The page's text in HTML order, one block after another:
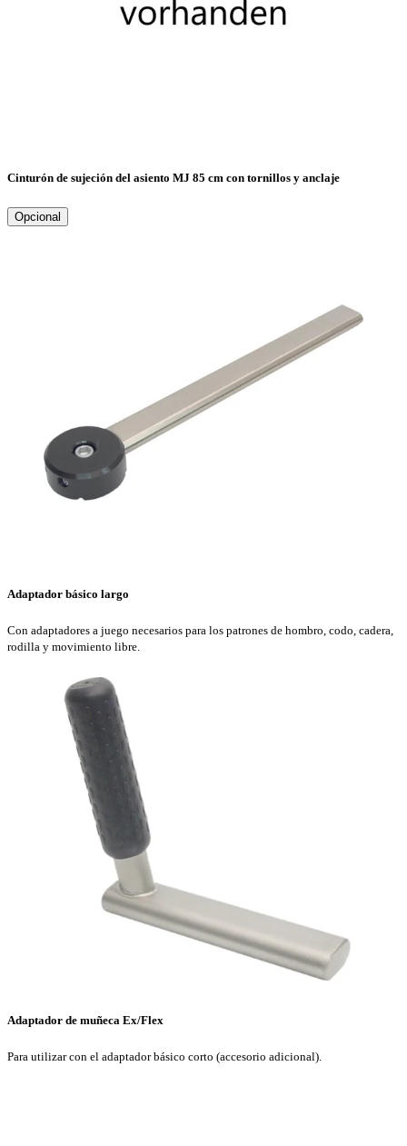
Cinturón de sujeción del asiento MJ 85 cm con tornillos y anclaje
Opcional
Adaptador básico largo
Con adaptadores a juego necesarios para los patrones de hombro, codo, cadera,
rodilla y movimiento libre.
Adaptador de muñeca Ex/Flex
Para utilizar con el adaptador básico corto (accesorio adicional).